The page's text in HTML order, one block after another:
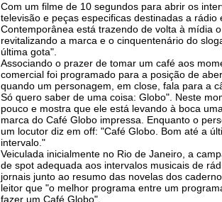
Com um filme de 10 segundos para abrir os
televisão e peças especificas destinadas a rádio
Contemporânea está trazendo de volta à mídia
revitalizando a marca e o cinquentenário do
última gota".
Associando o prazer de tomar um café aos
comercial foi programado para a posição de
quando um personagem, em close, fala para a
Só quero saber de uma coisa: Globo". Neste
pouco e mostra que ele está levando à boca
marca do Café Globo impressa. Enquanto o
um locutor diz em off: "Café Globo. Bom até a
intervalo."
Veiculada inicialmente no Rio de Janeiro, a
de spot adequada aos intervalos musicais de
jornais junto ao resumo das novelas dos
leitor que "o melhor programa entre um
fazer um Café Globo".